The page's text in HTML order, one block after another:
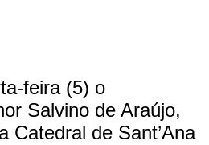
feira (5) o
Salvino de Araújo,
Catedral de Sant’Ana